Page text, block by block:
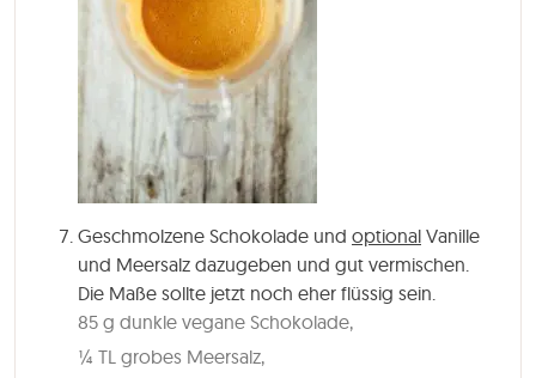
Geschmolzene Schokolade und optional Vanille
und Meersalz dazugeben und gut vermischen.
Die Maße sollte jetzt noch eher flüssig sein.
85 g dunkle vegane Schokolade,
¼ TL grobes Meersalz,